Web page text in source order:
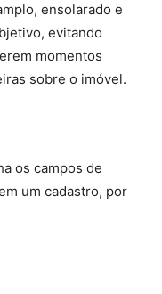
ensolarado e
evitando
momentos
sobre o imóvel.
os campos de
um cadastro, por